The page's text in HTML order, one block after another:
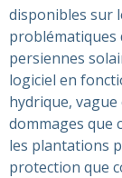
disponibles sur
problématiques
persiennes
logiciel en
hydrique, vague
dommages que
les plantations
protection que